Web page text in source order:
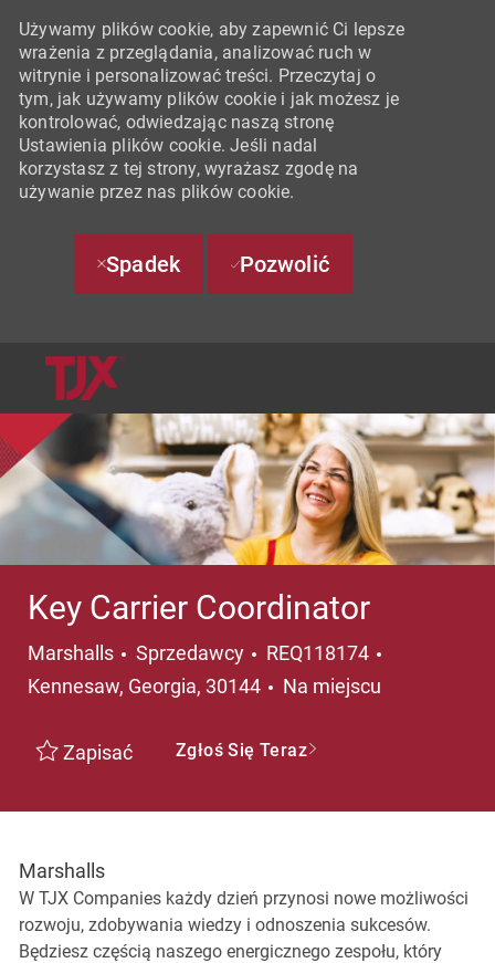
Używamy plików cookie, aby zapewnić Ci lepsze
wrażenia z przeglądania, analizować ruch w
witrynie i personalizować treści. Przeczytaj o
tym, jak używamy plików cookie i jak możesz je
kontrolować, odwiedzając naszą stronę
Ustawienia plików cookie. Jeśli nadal
korzystasz z tej strony, wyrażasz zgodę na
używanie przez nas plików cookie.
Spadek Pozwolić
Key Carrier Coordinator
Marshalls Kategoria
Sprzedawcy REQ118174
Kennesaw, Georgia, 30144
Na miejscu
Zapisać Zgłoś Się Teraz
Marshalls
W TJX Companies każdy dzień przynosi nowe możliwości
rozwoju, zdobywania wiedzy i odnoszenia sukcesów.
Będziesz częścią naszego energicznego zespołu, który